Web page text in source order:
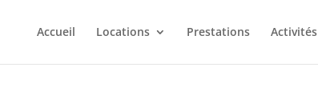
Accueil Locations Prestations Activités